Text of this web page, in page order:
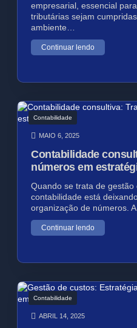
empresarial, essencial
tributárias sejam
ambiente…
Continuar lendo
Contabilidade
MAIO 6, 2025
Contabilidade
números em
Quando se trata de
contabilidade está
organização de números.
Continuar lendo
Contabilidade
ABRIL 14, 2025